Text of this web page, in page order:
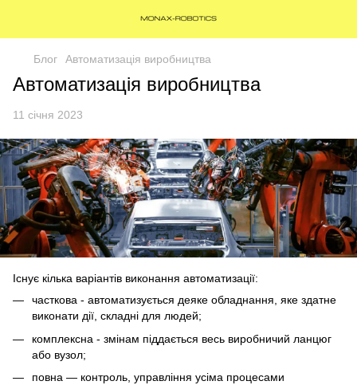
Блог Автоматизація виробництва
Автоматизація виробництва
11 січня 2023
Існує кілька варіантів виконання автоматизації:
часткова - автоматизується деяке обладнання, яке здатне
виконати дії, складні для людей;
комплексна - змінам піддається весь виробничий ланцюг
або вузол;
повна — контроль, управління усіма процесами